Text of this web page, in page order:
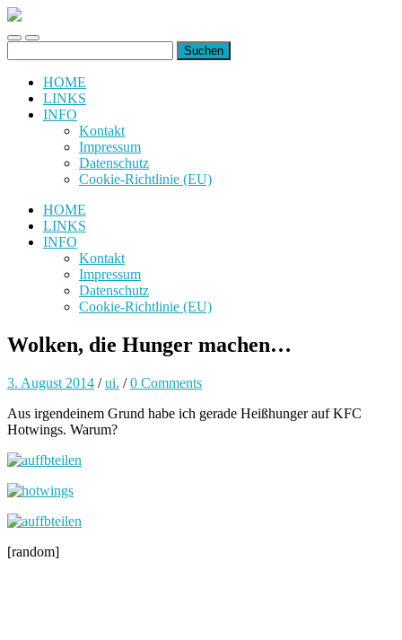
uiuiuiuiuiuiui.de
Toggle
mobile
Toggle
search
nach:
HOME
LINKS
INFO
Kontakt
Impressum
Datenschutz
Cookie-Richtlinie (EU)
HOME
LINKS
INFO
Kontakt
Impressum
Datenschutz
Cookie-Richtlinie (EU)
Wolken, die Hunger machen…
3. August 2014 /ui. /0 Comments
Aus irgendeinem Grund habe ich gerade Heißhunger auf KFC
Hotwings. Warum?
[random]